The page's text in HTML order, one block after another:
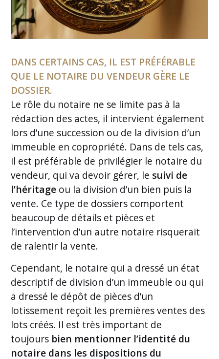
DANS CERTAINS CAS, IL EST PRÉFÉRABLE
QUE LE NOTAIRE DU VENDEUR GÈRE LE
DOSSIER.
Le rôle du notaire ne se limite pas à la
rédaction des actes, il intervient également
lors d’une succession ou de la division d’un
immeuble en copropriété. Dans de tels cas,
il est préférable de privilégier le notaire du
vendeur, qui va devoir gérer, le suivi de
l’héritage ou la division d’un bien puis la
vente. Ce type de dossiers comportent
beaucoup de détails et pièces et
l’intervention d’un autre notaire risquerait
de ralentir la vente.
Cependant, le notaire qui a dressé un état
descriptif de division d’un immeuble ou qui
a dressé le dépôt de pièces d’un
lotissement reçoit les premières ventes des
lots créés. Il est très important de
toujours bien mentionner l’identité du
notaire dans les dispositions du